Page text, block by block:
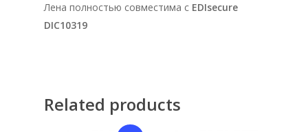
Лена полностью совместима с EDIsecure
DIC10319
Related products